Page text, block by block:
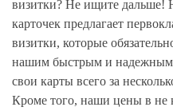
визитки? Не ищите дальше!
карточек предлагает
визитки, которые
нашим быстрым и надежным
свои карты всего за
Кроме того, наши цены в не